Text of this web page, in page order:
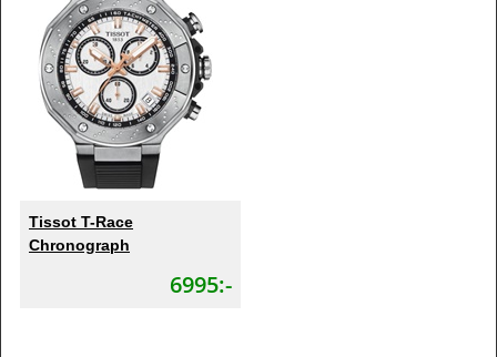
Tissot T-Race
Chronograph
6995:-